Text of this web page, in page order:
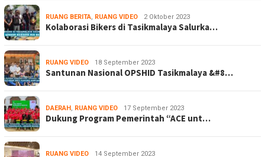
RUANG BERITA, RUANG VIDEO 2 Oktober 2023
Kolaborasi Bikers di Tasikmalaya Salurka…
RUANG VIDEO 18 September 2023
Santunan Nasional OPSHID Tasikmalaya &#8…
DAERAH, RUANG VIDEO 17 September 2023
Dukung Program Pemerintah “ACE unt…
RUANG VIDEO 14 September 2023